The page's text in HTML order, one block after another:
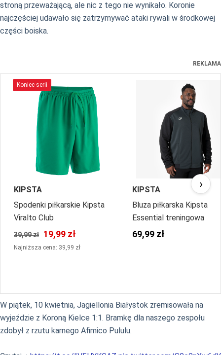
stroną przeważającą, ale nic z tego nie wynikało. Koronie
najczęściej udawało się zatrzymywać ataki rywali w środkowej
części boiska.
REKLAMA
Koniec serii
KIPSTA
Spodenki piłkarskie Kipsta
Viralto Club
39,99 zł 19,99 zł
Najniższa cena: 39,99 zł
KIPSTA
Bluza piłkarska Kipsta
Essential treningowa
69,99 zł
›
W piątek, 10 kwietnia, Jagiellonia Białystok zremisowała na
wyjeździe z Koroną Kielce 1:1. Bramkę dla naszego zespołu
zdobył z rzutu karnego Afimico Pululu.